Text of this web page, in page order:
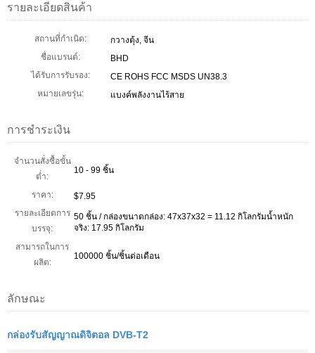
รายละเอียดสินค้า
สถานที่กำเนิด:
กวางตุ้ง, จีน
ชื่อแบรนด์:
BHD
ได้รับการรับรอง:
CE ROHS FCC MSDS UN38.3
หมายเลขรุ่น:
แบงค์พลังงานไร้สาย
การชำระเงิน
จำนวนสั่งซื้อขั้น
ต่ำ:
10 - 99 ชิ้น
ราคา:
$7.95
รายละเอียดการ
บรรจุ:
50 ชิ้น / กล่องขนาดกล่อง: 47x37x32 = 11.12 กิโลกรัมน้ำหนัก
จริง: 17.95 กิโลกรัม
สามารถในการ
ผลิต:
100000 ชิ้น/ชิ้นต่อเดือน
ลักษณะ
กล่องรับสัญญาณดิจิตอล DVB-T2